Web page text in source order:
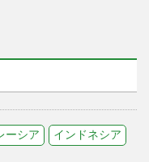
ーシア インドネシア